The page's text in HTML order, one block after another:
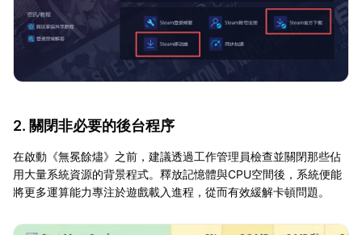
2. 關閉非必要的後台程序
在啟動《無冕餘燼》之前，建議透過工作管理員檢查並關閉那些佔
用大量系統資源的背景程式。釋放記憶體與CPU空間後，系統便能
將更多運算能力專注於遊戲載入進程，從而有效緩解卡頓問題。